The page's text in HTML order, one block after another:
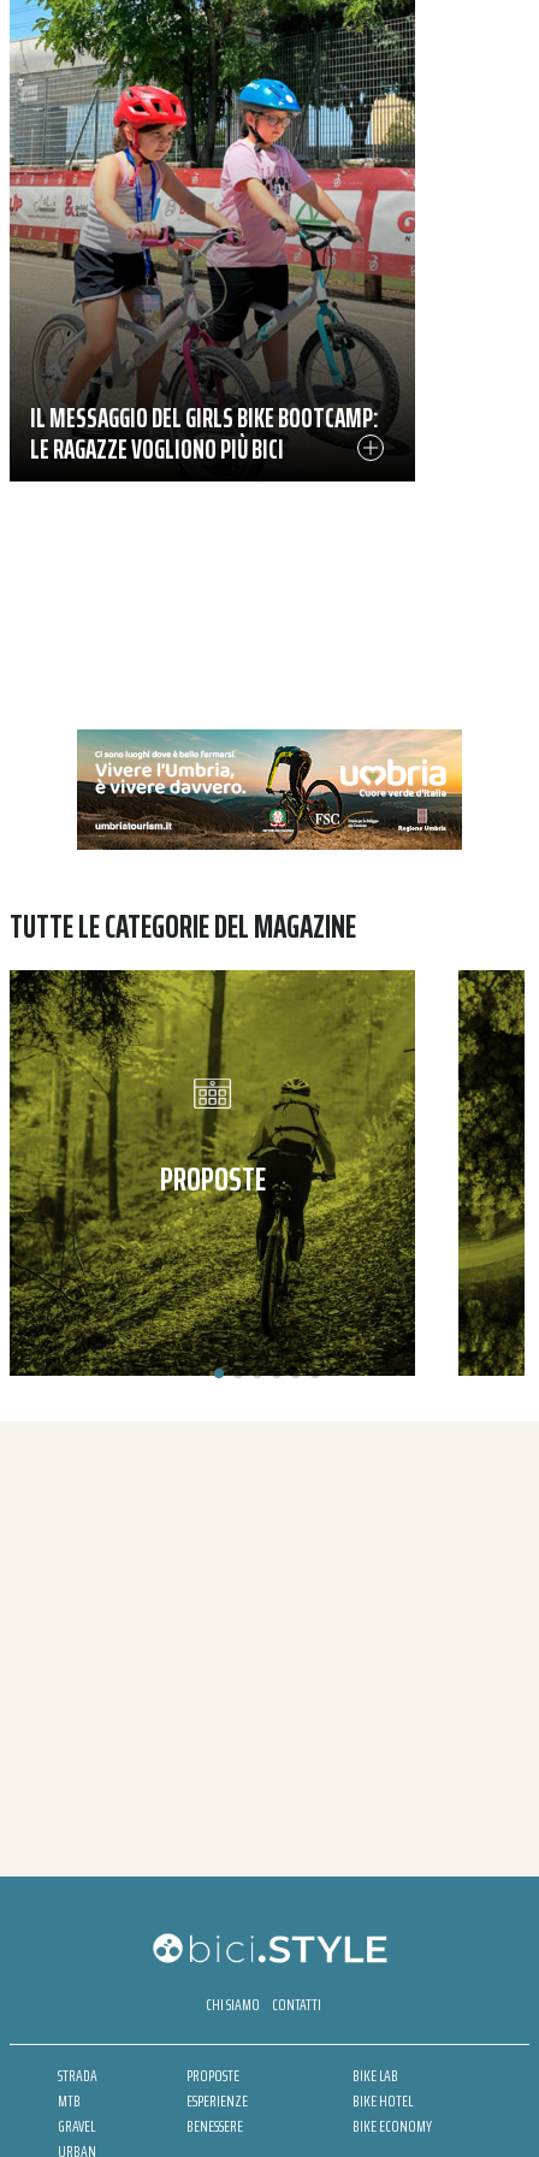
IL MESSAGGIO DEL GIRLS BIKE BOOTCAMP:
LE RAGAZZE VOGLIONO PIÙ BICI
TUTTE LE CATEGORIE DEL MAGAZINE
PROPOSTE
CHI SIAMO CONTATTI
STRADA
MTB
GRAVEL
URBAN
PROPOSTE
ESPERIENZE
BENESSERE
BIKE LAB
BIKE HOTEL
BIKE ECONOMY